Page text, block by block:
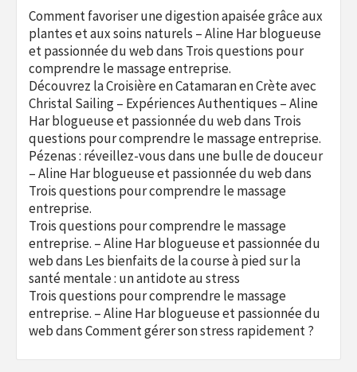
Comment favoriser une digestion apaisée grâce aux
plantes et aux soins naturels – Aline Har blogueuse
et passionnée du webdans Trois questions pour
comprendre le massage entreprise.
Découvrez la Croisière en Catamaran en Crète avec
Christal Sailing – Expériences Authentiques – Aline
Har blogueuse et passionnée du webdans Trois
questions pour comprendre le massage entreprise.
Pézenas : réveillez-vous dans une bulle de douceur
– Aline Har blogueuse et passionnée du webdans
Trois questions pour comprendre le massage
entreprise.
Trois questions pour comprendre le massage
entreprise. – Aline Har blogueuse et passionnée du
webdans Les bienfaits de la course à pied sur la
santé mentale : un antidote au stress
Trois questions pour comprendre le massage
entreprise. – Aline Har blogueuse et passionnée du
webdansComment gérer son stress rapidement ?